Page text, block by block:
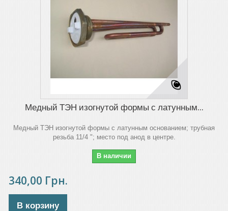
Медный ТЭН изогнутой формы с латунным...
Медный ТЭН изогнутой формы с латунным основанием; трубная
резьба 11/4 "; место под анод в центре.
В наличии
340,00 Грн.
В корзину